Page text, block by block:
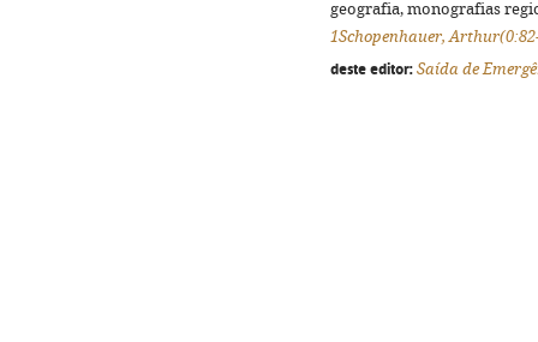
geografia, monografias
1Schopenhauer,
deste editor: Saída de